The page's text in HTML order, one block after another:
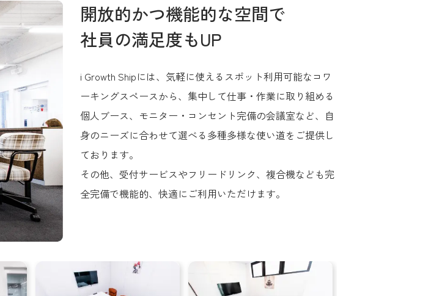
開放的かつ機能的な空間で
社員の満足度もUP
i Growth Shipには、気軽に使えるスポット利用可能なコワ
ーキングスペースから、集中して仕事・作業に取り組める
個人ブース、モニター・コンセント完備の会議室など、自
身のニーズに合わせて選べる多種多様な使い道をご提供し
ております。
その他、受付サービスやフリードリンク、複合機なども完
全完備で機能的、快適にご利用いただけます。